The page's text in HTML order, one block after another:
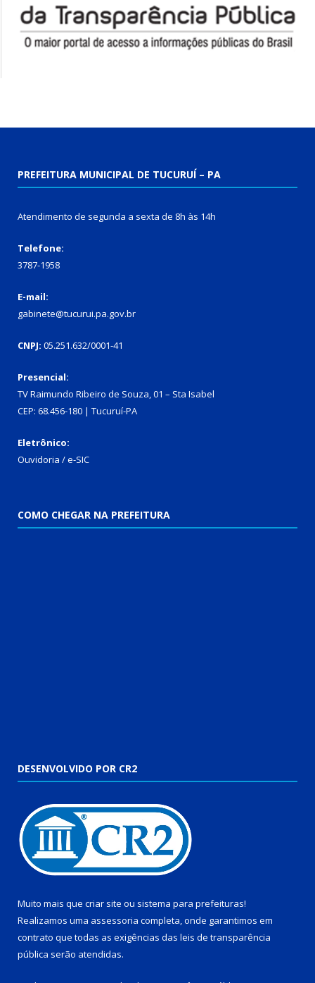
PREFEITURA MUNICIPAL DE TUCURUÍ – PA
Atendimento de segunda a sexta de 8h às 14h
Telefone:
3787-1958
E-mail:
gabinete@tucurui.pa.gov.br
CNPJ: 05.251.632/0001-41
Presencial:
TV Raimundo Ribeiro de Souza, 01 – Sta Isabel
CEP: 68.456-180 | Tucuruí-PA
Eletrônico:
Ouvidoria /e-SIC
COMO CHEGAR NA PREFEITURA
DESENVOLVIDO POR CR2
Muito mais que criar site ou sistema para prefeituras!
Realizamos uma assessoria completa, onde garantimos em
contrato que todas as exigências das leis de transparência
pública serão atendidas.